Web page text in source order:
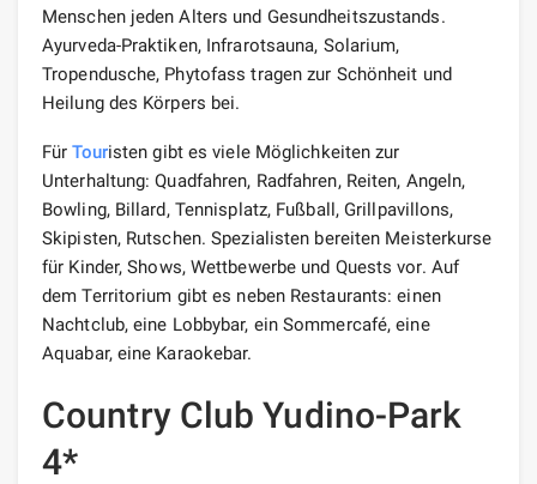
Menschen jeden Alters und Gesundheitszustands.
Ayurveda-Praktiken, Infrarotsauna, Solarium,
Tropendusche, Phytofass tragen zur Schönheit und
Heilung des Körpers bei.
FürTouristen gibt es viele Möglichkeiten zur
Unterhaltung: Quadfahren, Radfahren, Reiten, Angeln,
Bowling, Billard, Tennisplatz, Fußball, Grillpavillons,
Skipisten, Rutschen. Spezialisten bereiten Meisterkurse
für Kinder, Shows, Wettbewerbe und Quests vor. Auf
dem Territorium gibt es neben Restaurants: einen
Nachtclub, eine Lobbybar, ein Sommercafé, eine
Aquabar, eine Karaokebar.
Country Club Yudino-Park
4*